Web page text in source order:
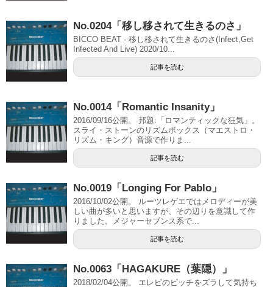
No.0204「移し移されて生きるのさ」
BICCO BEAT · 移し移されて生きるのさ(Infect,Get
Infected And Live) 2020/10...
記事を読む
No.0014「Romantic Insanity」
2016/09/16公開。 邦題:「ロマンティックな狂気」。
スライ・ストーンのリズムボックス（マエストロ・
リズム・キング）音源で作りま...
記事を読む
No.0019「Longing For Pablo」
2016/10/02公開。 ルーツレゲエではメロディーが美
しい曲が多いと思いますが、その辺りを意識して作
りました。メジャーセブンス系で...
記事を読む
No.0063「HAGAKURE（葉隠）」
2018/02/04公開。 エレピのピッチをズラして気持ち